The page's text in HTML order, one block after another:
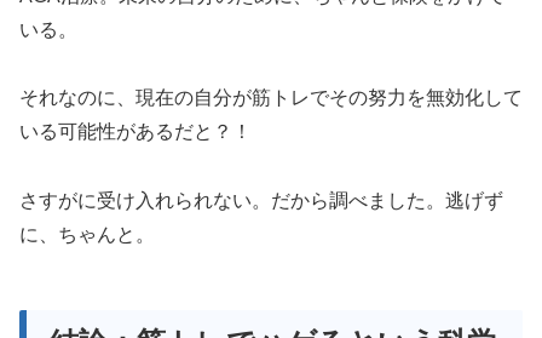
いる。
それなのに、現在の自分が筋トレでその努力を無効化して
いる可能性があるだと？！
さすがに受け入れられない。だから調べました。逃げず
に、ちゃんと。